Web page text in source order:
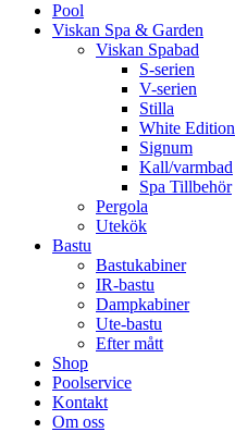
Pool
Viskan Spa & Garden
Viskan Spabad
S-serien
V-serien
Stilla
White Edition
Signum
Kall/varmbad
Spa Tillbehör
Pergola
Utekök
Bastu
Bastukabiner
IR-bastu
Dampkabiner
Ute-bastu
Efter mått
Shop
Poolservice
Kontakt
Om oss